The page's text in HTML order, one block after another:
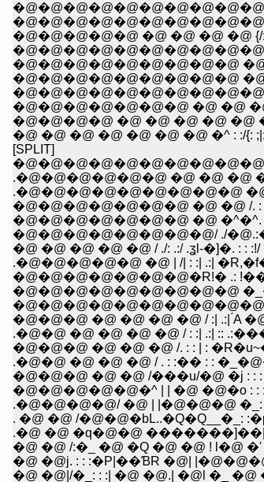
�@�@�@�@�@�@�@�@�@�@
�@�@�@�@�@ �@ �@ �@ �@ {/:
�@�@�@�@�@�@�@�@�@
�@�@�@�@�@�@�@�@�@
�@�@�@�@�@�@�@ �@ �@
�@�@�@�@ �@ �@ �@ �@
�@ �@ �@ �@ �@ �@ �@ �^ : :/
[SPLIT]
.�@�@�@�@�@�@ �@ �@ �@
.�@�@�@�@�@�@�@�@�@
�@�@�@�@�@�@�@ �@ �@ /. :
�@�@�@�@�@�@�@ �@ �^�^. . :/
�@�@�@�@�@�@�@�@/ ./
�@ �@ �@ �@ �@ / ./: .:/ .ʓl-�]�. : :
.�@�@�@�@�@ �@ | /| : :| .:|
�@�@�@�@�@�@�@�R!� .:
�@�@�@�@�@�@�@�@�@
�@�@�@ �@ �@ �@ �@ / :| .:| ́A
.�@�@ �@ �@ �@ �@ / : :| .:| ::
�@�@�@ �@ �@ �@ /. : : | :
.�@�@ �@ �@ �@ / . : :�� : :
�@�@�@ �@ �@ /���u/�@ �j : :
�@�@�@�@�@�^ | | �@ �@�o :
.�@�@�@�@/ �@ | |�@�@�@
. �@ �@ /�@�@�bL..�Q�Q__�_:
.�@ �@ �q�@�@
�@ �@ /:�_ �@ �Q �@ �@ ! l�@
�@ �@j. : : :�P|��ƁR �@|
�@ �@|/�_: : :| �@ �@.| �@l �_